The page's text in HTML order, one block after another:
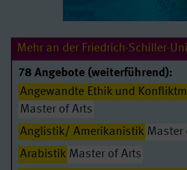
Mehr an der Friedrich-Schiller-
78 Angebote (weiterführend):
Angewandte Ethik und
Master of Arts
Anglistik/ Amerikanistik Master
Arabistik Master of Arts